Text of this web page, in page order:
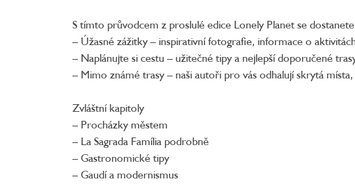
S tímto průvodcem z proslulé edice Lonely Planet se
– Úžasné zážitky – inspirativní fotografie, informace o
– Naplánujte si cestu – užitečné tipy a nejlepší doporučené
– Mimo známé trasy – naši autoři pro vás odhalují skrytá
Zvláštní kapitoly
– Procházky městem
– La Sagrada Família podrobně
– Gastronomické tipy
– Gaudí a modernismus